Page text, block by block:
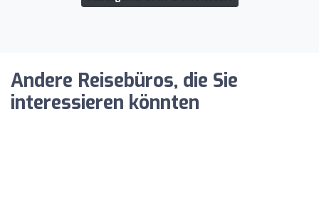
Andere Reisebüros, die Sie
interessieren könnten